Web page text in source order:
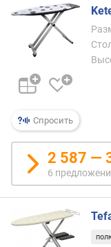
а
с
.
ы
с
т
с
м
)
м
Спросить
2 587 —
6